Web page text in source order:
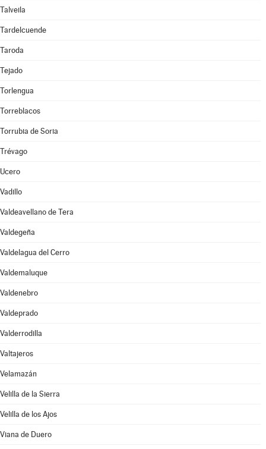
Talveila
Tardelcuende
Taroda
Tejado
Torlengua
Torreblacos
Torrubia de Soria
Trévago
Ucero
Vadillo
Valdeavellano de Tera
Valdegeña
Valdelagua del Cerro
Valdemaluque
Valdenebro
Valdeprado
Valderrodilla
Valtajeros
Velamazán
Velilla de la Sierra
Velilla de los Ajos
Viana de Duero